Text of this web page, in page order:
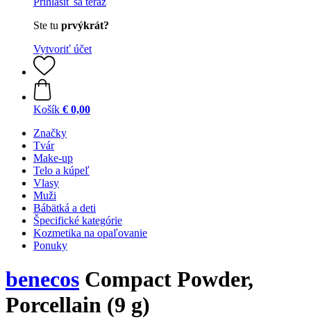
Ste tu prvýkrát?
Vytvoriť účet
Košík € 0,00
Značky
Tvár
Make-up
Telo a kúpeľ
Vlasy
Muži
Bábätká a deti
Špecifické kategórie
Kozmetika na opaľovanie
Ponuky
benecos Compact Powder,
Porcellain (9 g)